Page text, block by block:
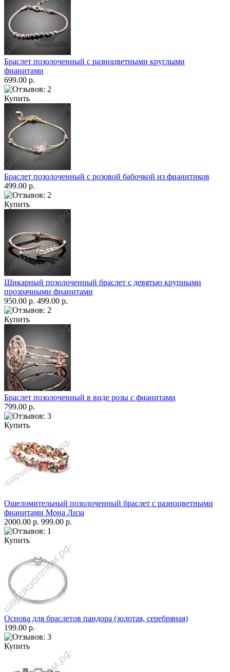
Браслет позолоченный с разноцветными круглыми
фианитами
699.00 р.
Купить
Браслет позолоченный с розовой бабочкой из фианитиков
499.00 р.
Купить
Шикарный позолоченный браслет с девятью крупными
прозрачными фианитами
950.00 р. 499.00 р.
Купить
Браслет позолоченный в виде розы с фианитами
799.00 р.
Купить
Ошеломительный позолоченный браслет с разноцветными
фианитами Мона Лиза
2000.00 р. 999.00 р.
Купить
Основа для браслетов пандора (золотая, серебряная)
199.00 р.
Купить